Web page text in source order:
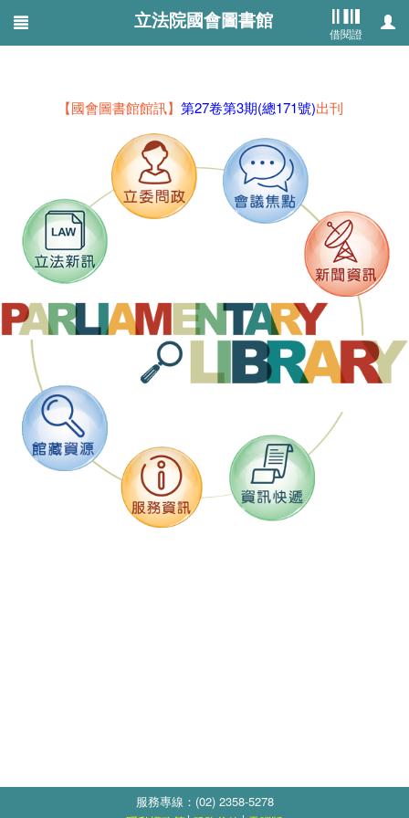
借閱證
立法院國會圖書館
【國會圖書館館訊】第27卷第3期(總171號)出刊
服務專線：(02) 2358-5278
Nov 23 2020 17:44:48